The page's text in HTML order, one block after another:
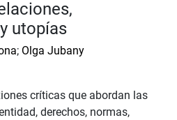
utopías
; Olga Jubany
críticas que abordan las
derechos, normas,